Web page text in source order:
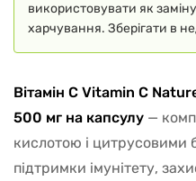
використовувати як
харчування. Зберігати в
Вітамін С Vitamin C
500 мг на капсулу —
кислотою і цитрусовими
підтримки імунітету,